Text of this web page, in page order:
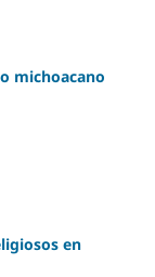
michoacano
en